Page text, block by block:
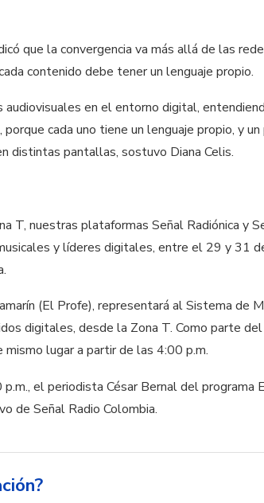
que la convergencia va más allá de las
contenido debe tener un lenguaje propio.
audiovisuales en el entorno digital,
cada uno tiene un lenguaje propio, y
distintas pantallas, sostuvo Diana Celis.
T, nuestras plataformas Señal Radiónica y
y líderes digitales, entre el 29 y 31
(El Profe), representará al Sistema de
digitales, desde la Zona T. Como parte del
lugar a partir de las 4:00 p.m.
el periodista César Bernal del programa
de Señal Radio Colombia.